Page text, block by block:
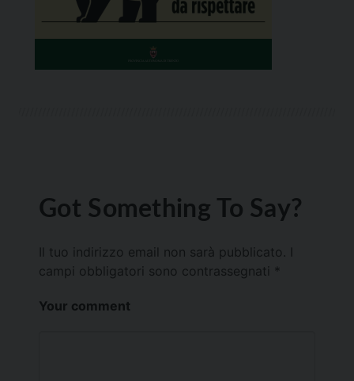
Got Something To Say?
Il tuo indirizzo email non sarà pubblicato.
campi obbligatori sono contrassegnati *
Your comment